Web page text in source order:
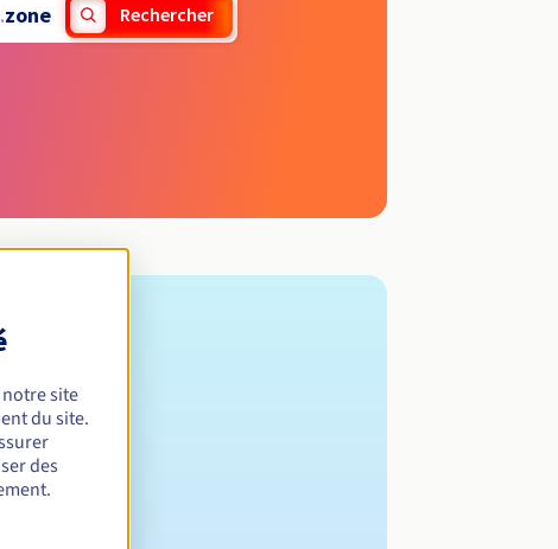
.zone Rechercher
site
du site.
des